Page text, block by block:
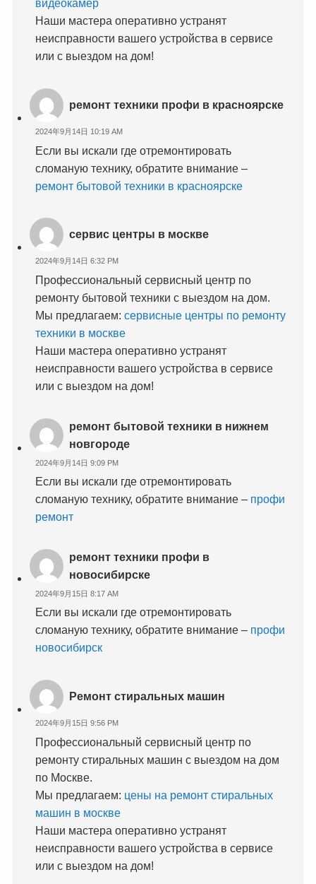
видеокамер
Наши мастера оперативно устранят
неисправности вашего устройства в сервисе
или с выездом на дом!
ремонт техники профи в красноярске
2024年9月14日 10:19 AM
Если вы искали где отремонтировать
сломаную технику, обратите внимание –
ремонт бытовой техники в красноярске
сервис центры в москве
2024年9月14日 6:32 PM
Профессиональный сервисный центр по
ремонту бытовой техники с выездом на дом.
Мы предлагаем:сервисные центры по ремонту
техники в москве
Наши мастера оперативно устранят
неисправности вашего устройства в сервисе
или с выездом на дом!
ремонт бытовой техники в нижнем
новгороде
2024年9月14日 9:09 PM
Если вы искали где отремонтировать
сломаную технику, обратите внимание – профи
ремонт
ремонт техники профи в
новосибирске
2024年9月15日 8:17 AM
Если вы искали где отремонтировать
сломаную технику, обратите внимание – профи
новосибирск
Ремонт стиральных машин
2024年9月15日 9:56 PM
Профессиональный сервисный центр по
ремонту стиральных машин с выездом на дом
по Москве.
Мы предлагаем: цены на ремонт стиральных
машин в москве
Наши мастера оперативно устранят
неисправности вашего устройства в сервисе
или с выездом на дом!